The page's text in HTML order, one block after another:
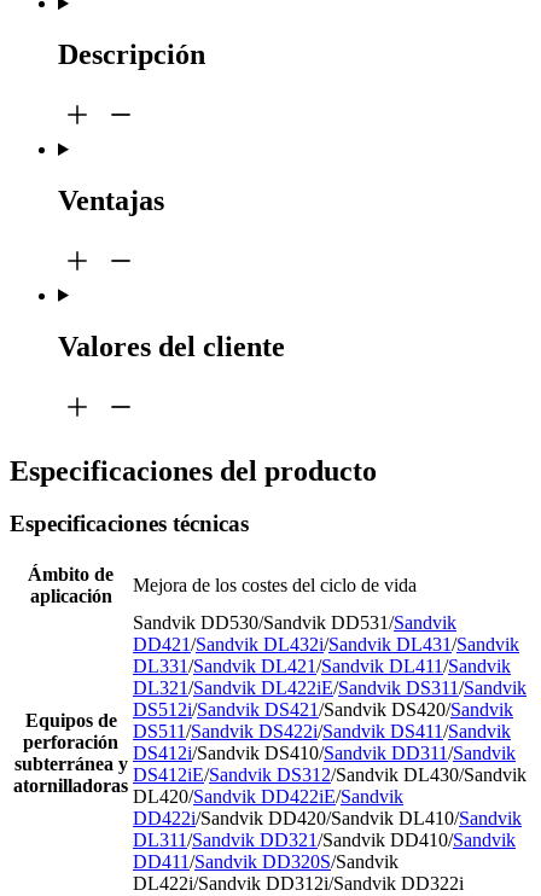
Descripción
Ventajas
Valores del cliente
Especificaciones del producto
Especificaciones técnicas
Ámbito de
aplicación
Mejora de los costes del ciclo de vida
Equipos de
perforación
subterránea y
atornilladoras
Sandvik DD530/Sandvik DD531/Sandvik
DD421/Sandvik DL432i/Sandvik DL431/Sandvik
DL331/Sandvik DL421/Sandvik DL411/Sandvik
DL321/Sandvik DL422iE/Sandvik DS311/Sandvik
DS512i/Sandvik DS421/Sandvik DS420/Sandvik
DS511/Sandvik DS422i/Sandvik DS411/Sandvik
DS412i/Sandvik DS410/Sandvik DD311/Sandvik
DS412iE/Sandvik DS312/Sandvik DL430/Sandvik
DL420/Sandvik DD422iE/Sandvik
DD422i/Sandvik DD420/Sandvik DL410/Sandvik
DL311/Sandvik DD321/Sandvik DD410/Sandvik
DD411/Sandvik DD320S/Sandvik
DL422i/Sandvik DD312i/Sandvik DD322i